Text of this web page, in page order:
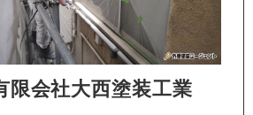
限会社大西塗装工業